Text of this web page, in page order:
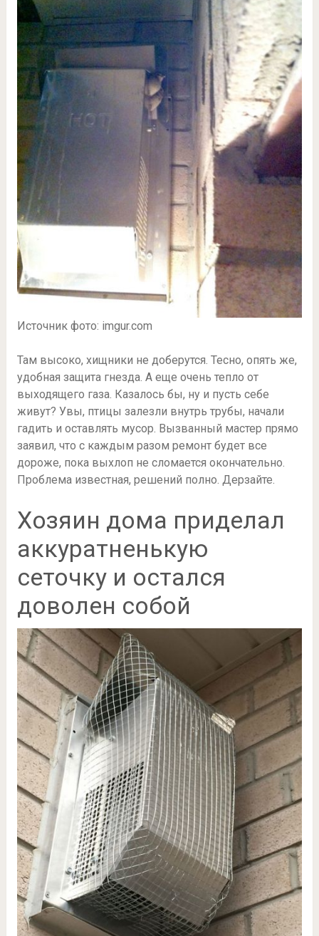
Источник фото: imgur.com
Там высоко, хищники не доберутся. Тесно, опять же,
удобная защита гнезда. А еще очень тепло от
выходящего газа. Казалось бы, ну и пусть себе
живут? Увы, птицы залезли внутрь трубы, начали
гадить и оставлять мусор. Вызванный мастер прямо
заявил, что с каждым разом ремонт будет все
дороже, пока выхлоп не сломается окончательно.
Проблема известная, решений полно. Дерзайте.
Хозяин дома приделал
аккуратненькую
сеточку и остался
доволен собой